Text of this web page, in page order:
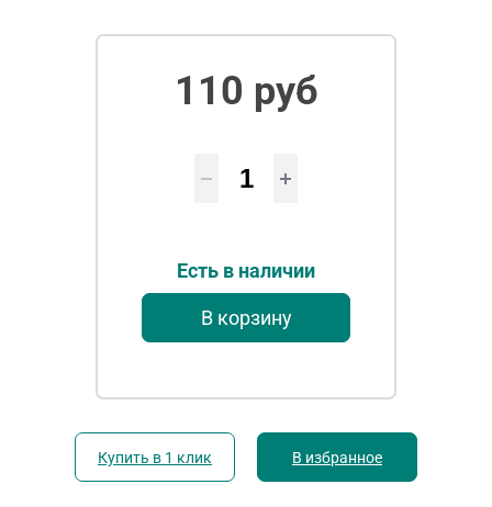
110 руб
Есть в наличии
В корзину
Купить в 1 клик В избранное